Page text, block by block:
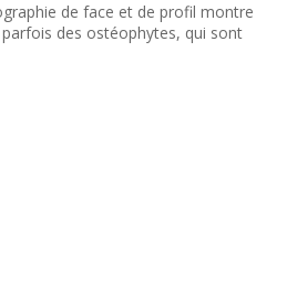
de face et de profil montre
parfois des ostéophytes, qui sont